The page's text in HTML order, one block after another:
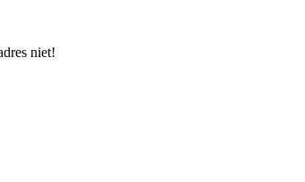
niet!